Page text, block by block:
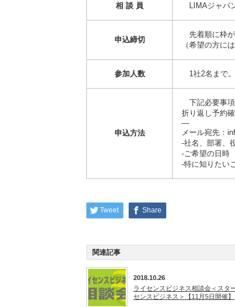
相 談 員 LIMAジャパ
申込締切
先着順に枠が
（希望の方に
参加人数 1社2名まで。
申込方法
下記必要事
折り返し予約
—
メール宛先：
-社名、部署、
-ご希望の日時
-特に知りたい
Tweet Share
関連記事
2018.10.26
ライセンスビジネス相談会＜スタ
センスビジネス＞【11月5日開催】